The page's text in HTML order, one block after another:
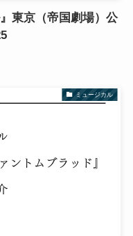
東京（帝国劇場）公
ミュージカル